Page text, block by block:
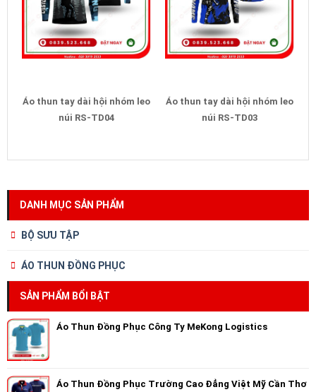
Áo thun tay dài hội nhóm leo
núi RS-TD04
Áo thun tay dài hội nhóm leo
núi RS-TD03
DANH MỤC SẢN PHẨM
BỘ SƯU TẬP
ÁO THUN ĐỒNG PHỤC
SẢN PHẨM BỔI BẬT
Áo Thun Đồng Phục Công Ty MeKong Logistics
Áo Thun Đồng Phục Trường Cao Đẳng Việt Mỹ Cần Thơ